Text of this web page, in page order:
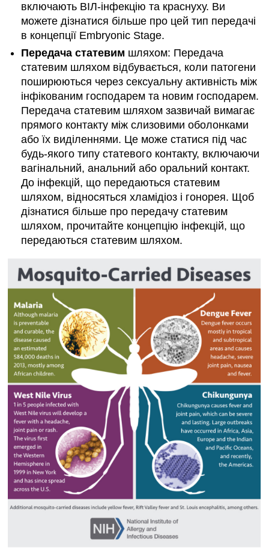
включають ВІЛ-інфекцію та краснуху. Ви
можете дізнатися більше про цей тип передачі
в концепції Embryonic Stage.
Передача статевим шляхом: Передача
статевим шляхом відбувається, коли патогени
поширюються через сексуальну активність між
інфікованим господарем та новим господарем.
Передача статевим шляхом зазвичай вимагає
прямого контакту між слизовими оболонками
або їх виділеннями. Це може статися під час
будь-якого типу статевого контакту, включаючи
вагінальний, анальний або оральний контакт.
До інфекцій, що передаються статевим
шляхом, відносяться хламідіоз і гонорея. Щоб
дізнатися більше про передачу статевим
шляхом, прочитайте концепцію інфекцій, що
передаються статевим шляхом.